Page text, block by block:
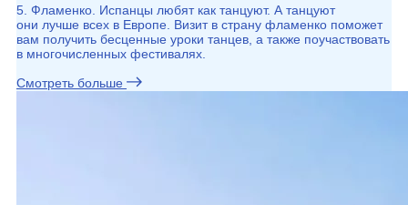
5. Фламенко. Испанцы любят как танцуют. А танцуют
они лучше всех в Европе. Визит в страну фламенко поможет
вам получить бесценные уроки танцев, а также поучаствовать
в многочисленных фестивалях.
Смотреть больше